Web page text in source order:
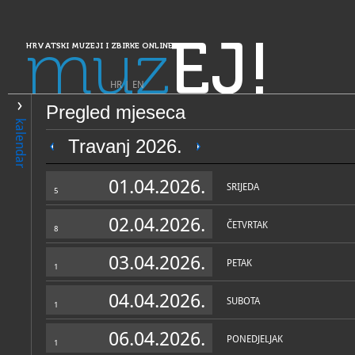
HRVATSKI MUZEJI I ZBIRKE ONLINE
muzEJ!
HR| EN
kalendar
Pregled mjeseca
Travanj 2026.
5 01.04.2026. SRIJEDA
8 02.04.2026. ČETVRTAK
1 03.04.2026. PETAK
1 04.04.2026. SUBOTA
1 06.04.2026. PONEDJELJAK
PRETRAŽIVANJE
Dalmacija
Zavičajni muzej Obrovac
OPĆI PODACI